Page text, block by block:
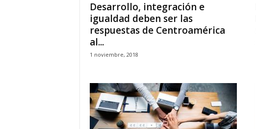
Desarrollo, integración e
igualdad deben ser las
respuestas de Centroamérica
al...
1 noviembre, 2018